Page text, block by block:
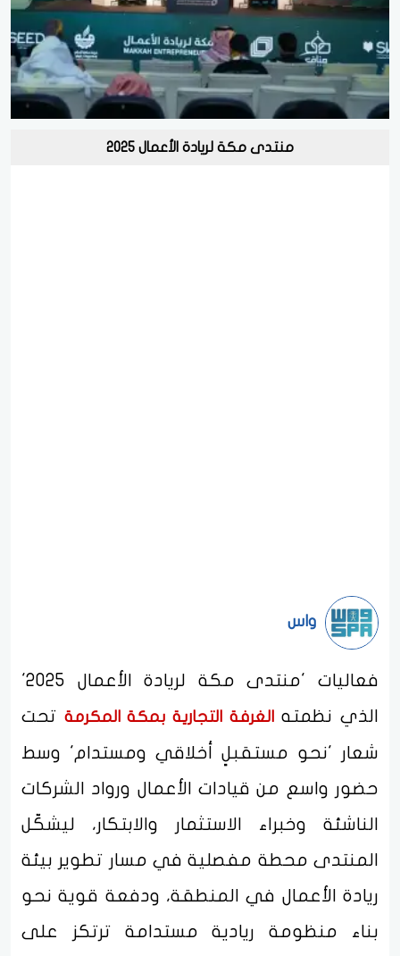
منتدى مكة لريادة الأعمال 2025
واس
فعاليات 'منتدى مكة لريادة الأعمال 2025'
الذي نظمتهالغرفة التجارية بمكة المكرمة تحت
شعار 'نحو مستقبلٍ أخلاقي ومستدام' وسط
حضور واسع من قيادات الأعمال ورواد الشركات
الناشئة وخبراء الاستثمار والابتكار، ليشكّل
المنتدى محطة مفصلية في مسار تطوير بيئة
ريادة الأعمال في المنطقة، ودفعة قوية نحو
بناء منظومة ريادية مستدامة ترتكز على